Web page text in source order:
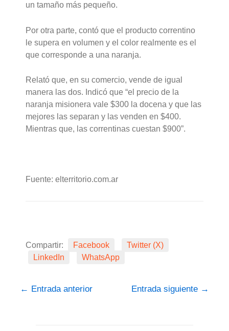
un tamaño más pequeño.
Por otra parte, contó que el producto correntino
le supera en volumen y el color realmente es el
que corresponde a una naranja.
Relató que, en su comercio, vende de igual
manera las dos. Indicó que “el precio de la
naranja misionera vale $300 la docena y que las
mejores las separan y las venden en $400.
Mientras que, las correntinas cuestan $900”.
Fuente: elterritorio.com.ar
Compartir: Facebook
Twitter (X)
LinkedIn
WhatsApp
← Entrada anterior Entrada siguiente →